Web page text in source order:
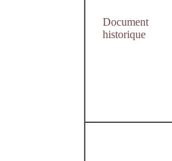
Document
historique